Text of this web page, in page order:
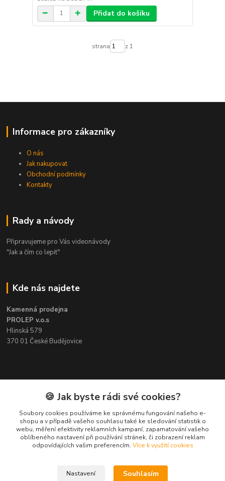
Přidat do košíku
strana z 1
Informace pro zákazníky
O nás
Jak nakupovat
Obchodní podmínky
Kontakty
Rady a návody
Připravujeme pro Vás videonávody
"Jak a čím co lepit"
Kde nás najdete
Kamenná prodejna
PROLEP v.o.s
Hlinská 579
370 01 České Budějovice
Kontakt
Pavel Šedivý
+420 602 148 895
Pracovní doba PO - PÁ: 8,00-16,30
🍪 Jak byste rádi své cookies?
Soubory cookies používáme ke správnému fungování našeho e-
shopu a v případě vašeho souhlasu také ke sledování statistik o
webu, měření efektivity reklamních kampaní, zapamatování vašeho
oblíbeného nastavení při používání stránek, či zobrazení reklam
odpovídajících vašim preferencím. Více k využití cookies
Nastavení Souhlasím